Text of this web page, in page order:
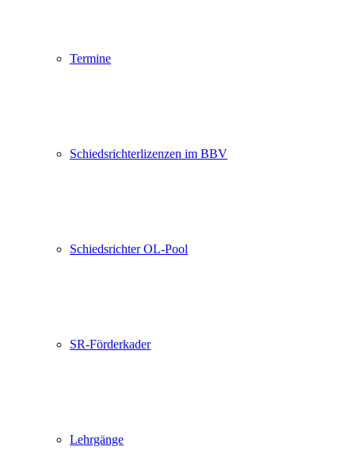
Termine
Schiedsrichterlizenzen im BBV
Schiedsrichter OL-Pool
SR-Förderkader
Lehrgänge